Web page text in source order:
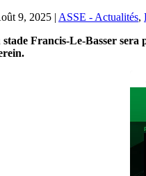
9, 2025 | ASSE - Actualités,
Francis-Le-Basser sera